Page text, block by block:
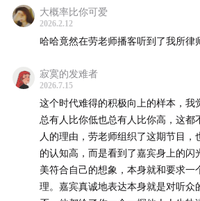
大概率比你可爱
2026.2.12
哈哈竟然在劳老师播客听到了我所律
寂寞的发难者
2026.7.15
这个时代难得的积极向上的样本，我
总有人比你低也总有人比你高，这都
人的理由，劳老师组织了这期节目
的认知高，而是看到了嘉宾身上的闪
美符合自己的想象，本身就和要求一
理。嘉宾真诚地表达本身就是对听众